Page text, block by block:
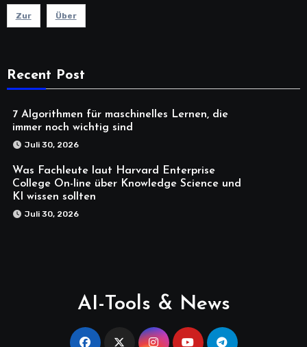
Zur Über
Recent Post
7 Algorithmen für maschinelles Lernen, die
immer noch wichtig sind
Juli 30, 2026
Was Fachleute laut Harvard Enterprise
College On-line über Knowledge Science und
KI wissen sollten
Juli 30, 2026
AI-Tools & News